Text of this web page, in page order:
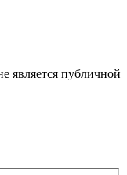
является публичной